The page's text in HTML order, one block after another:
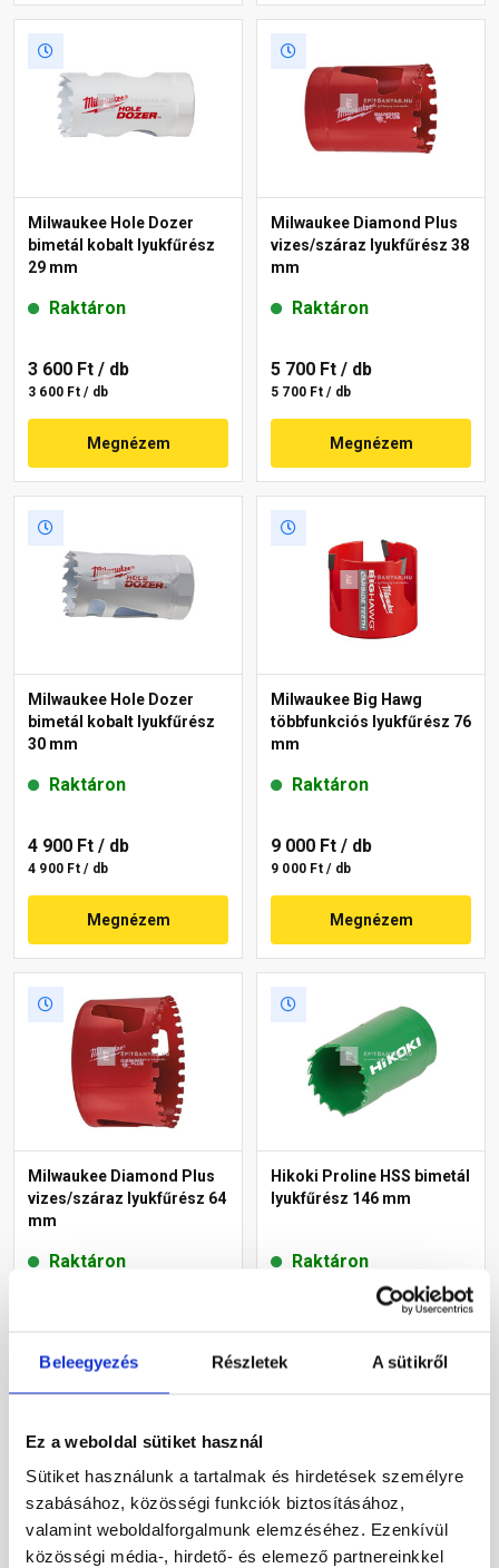
Beleegyezés Részletek A sütikről
Ez a weboldal sütiket használ
Sütiket használunk a tartalmak és hirdetések személyre
szabásához, közösségi funkciók biztosításához,
valamint weboldalforgalmunk elemzéséhez. Ezenkívül
közösségi média-, hirdető- és elemező partnereinkkel
Milwaukee Hole Dozer
bimetál kobalt lyukfűrész
29 mm
Raktáron
3 600 Ft / db
3 600 Ft / db
Megnézem
Milwaukee Diamond Plus
vizes/száraz lyukfűrész 38
mm
Raktáron
5 700 Ft / db
5 700 Ft / db
Megnézem
Milwaukee Hole Dozer
bimetál kobalt lyukfűrész
30 mm
Raktáron
4 900 Ft / db
4 900 Ft / db
Megnézem
Milwaukee Big Hawg
többfunkciós lyukfűrész 76
mm
Raktáron
9 000 Ft / db
9 000 Ft / db
Megnézem
Milwaukee Diamond Plus
vizes/száraz lyukfűrész 64
mm
Raktáron
Megnézem
Hikoki Proline HSS bimetál
lyukfűrész 146 mm
Raktáron